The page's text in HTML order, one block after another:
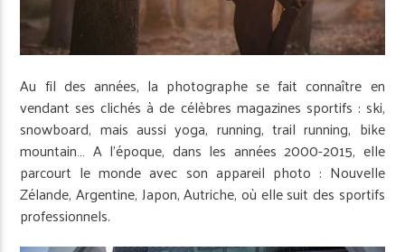
Au fil des années, la photographe se fait connaître en
vendant ses clichés à de célèbres magazines sportifs : ski,
snowboard, mais aussi yoga, running, trail running, bike
mountain… A l’époque, dans les années 2000-2015, elle
parcourt le monde avec son appareil photo : Nouvelle
Zélande, Argentine, Japon, Autriche, où elle suit des sportifs
professionnels.